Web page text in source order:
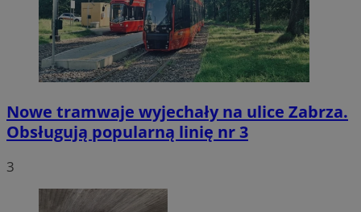
Nowe tramwaje wyjechały na ulice Zabrza.
Obsługują popularną linię nr 3
3